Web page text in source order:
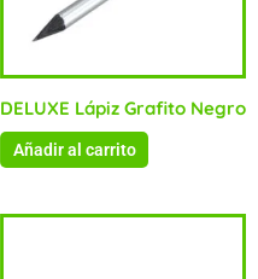
DELUXE Lápiz Grafito Negro
Añadir al carrito